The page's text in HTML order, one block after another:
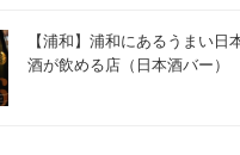
【浦和】浦和にあるうまい日
酒が飲める店（日本酒バー）